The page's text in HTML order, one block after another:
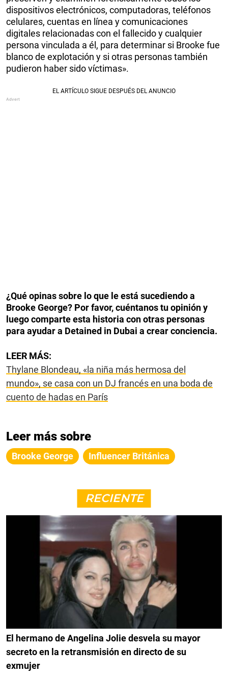
dispositivos electrónicos, computadoras, teléfonos
celulares, cuentas en línea y comunicaciones
digitales relacionadas con el fallecido y cualquier
persona vinculada a él, para determinar si Brooke fue
blanco de explotación y si otras personas también
pudieron haber sido víctimas».
¿Qué opinas sobre lo que le está sucediendo a
Brooke George? Por favor, cuéntanos tu opinión y
luego comparte esta historia con otras personas
para ayudar a Detained in Dubai a crear conciencia.
LEER MÁS:
Thylane Blondeau, «la niña más hermosa del
mundo», se casa con un DJ francés en una boda de
cuento de hadas en París
Leer más sobre
Brooke George Influencer Británica
RECIENTE
El hermano de Angelina Jolie desvela su mayor
secreto en la retransmisión en directo de su
exmujer